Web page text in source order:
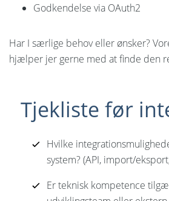
Godkendelse via OAuth2
Har I særlige behov eller ønsker?
hjælper jer gerne med at finde den
Tjekliste før
Hvilke
system? (API, import/
Er teknisk kompetence